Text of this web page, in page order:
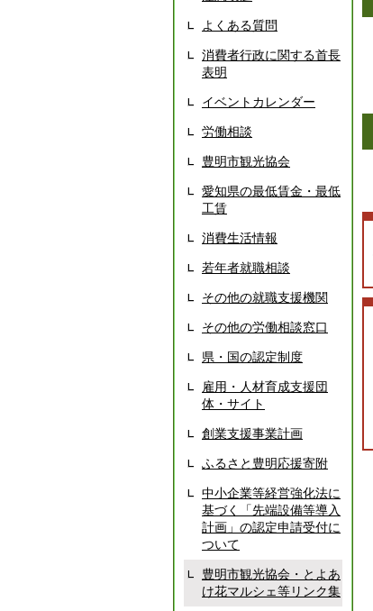
よくある質問
消費者行政に関する首長
表明
イベントカレンダー
労働相談
豊明市観光協会
愛知県の最低賃金・最低
工賃
消費生活情報
若年者就職相談
その他の就職支援機関
その他の労働相談窓口
県・国の認定制度
雇用・人材育成支援団
体・サイト
創業支援事業計画
ふるさと豊明応援寄附
中小企業等経営強化法に
基づく「先端設備等導入
計画」の認定申請受付に
ついて
豊明市観光協会・とよあ
け花マルシェ等リンク集